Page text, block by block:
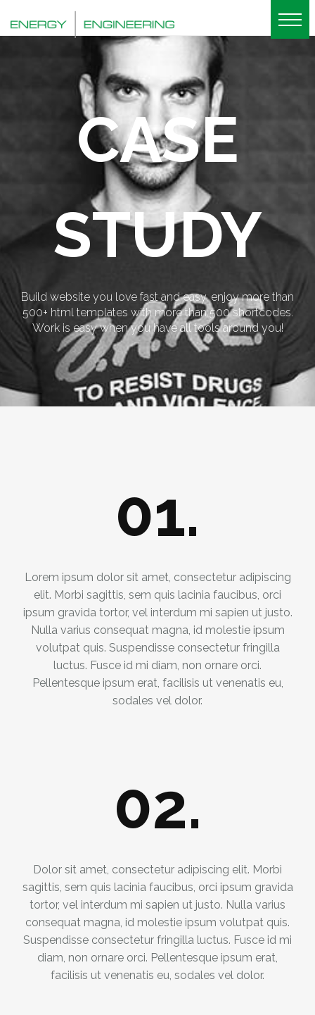
CASE
STUDY
Build website you love fast and easy, enjoy more than
500+ html templates with more than 500 shortcodes.
Work is easy when you have all tools around you!
01.
Lorem ipsum dolor sit amet, consectetur adipiscing
elit. Morbi sagittis, sem quis lacinia faucibus, orci
ipsum gravida tortor, vel interdum mi sapien ut justo.
Nulla varius consequat magna, id molestie ipsum
volutpat quis. Suspendisse consectetur fringilla
luctus. Fusce id mi diam, non ornare orci.
Pellentesque ipsum erat, facilisis ut venenatis eu,
sodales vel dolor.
02.
Dolor sit amet, consectetur adipiscing elit. Morbi
sagittis, sem quis lacinia faucibus, orci ipsum gravida
tortor, vel interdum mi sapien ut justo. Nulla varius
consequat magna, id molestie ipsum volutpat quis.
Suspendisse consectetur fringilla luctus. Fusce id mi
diam, non ornare orci. Pellentesque ipsum erat,
facilisis ut venenatis eu, sodales vel dolor.